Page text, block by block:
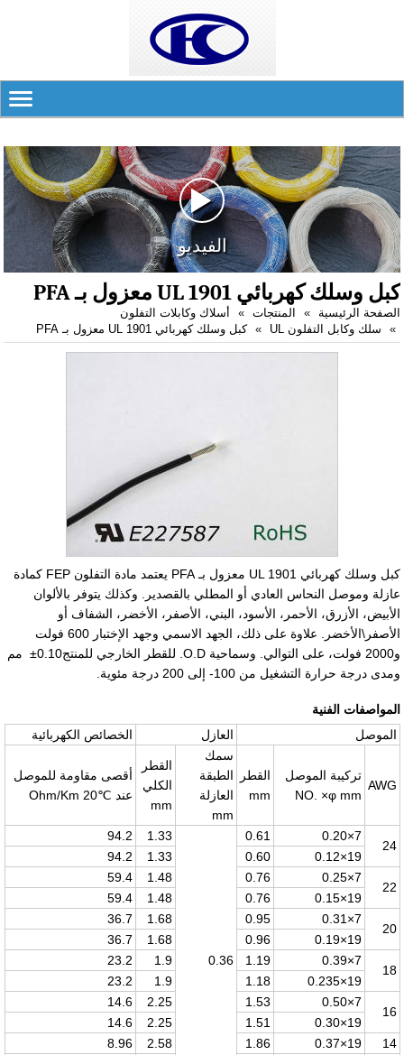
الفيديو
كبل وسلك كهربائي UL 1901 معزول بـ PFA
الصفحة الرئيسية المنتجات
أسلاك وكابلات التفلون
سلك وكابل التفلون UL
كبل وسلك كهربائي UL 1901 معزول بـ PFA
كبل وسلك كهربائي UL 1901 معزول بـ PFA يعتمد مادة التفلون FEP كمادة
عازلة وموصل النحاس العادي أو المطلي بالقصدير. وكذلك يتوفر بالألوان
الأبيض، الأزرق، الأحمر، الأسود، البني، الأصفر، الأخضر، الشفاف أو
الأصفر\الأخضر. علاوة على ذلك، الجهد الاسمي وجهد الإختبار 600 فولت
و2000 فولت، على التوالي. وسماحية O.D. للقطر الخارجي للمنتج
±0.10 مم
ومدى درجة حرارة التشغيل من-100 إلى 200 درجة مئوية.
المواصفات الفنية
الموصل
العازل الخصائص الكهربائية
AWG
تركيبة الموصل
NO. ×φ mm
القطر
mm
سمك
الطبقة
العازلة
mm
القطر
الكلي
mm
أقصى مقاومة للموصل
عند 20℃
24
7×0.20
0.61
0.36
1.33
94.2
19×0.12
0.60
1.33
94.2
22
7×0.25
0.76
1.48
59.4
19×0.15
0.76
1.48
59.4
20
7×0.31
0.95
1.68
36.7
19×0.19
0.96
1.68
36.7
18
7×0.39
1.19
1.9
23.2
19×0.235
1.18
1.9
23.2
16
7×0.50
1.53
2.25
14.6
19×0.30
1.51
2.25
14.6
14
19×0.37
1.86
2.58
8.96